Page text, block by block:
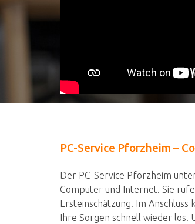
PC-Service Pforzheim –
Der PC-Service Pforzheim
Computer und Internet. Sie
Ersteinschätzung. Im
Ihre Sorgen schnell wieder los.